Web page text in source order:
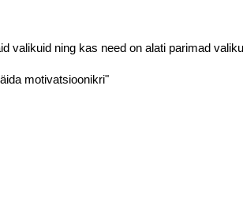
valikuid ning kas need on alati parimad
motivatsioonikri"